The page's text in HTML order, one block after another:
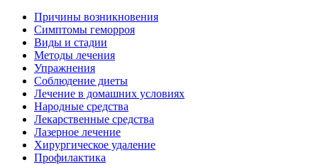
Причины возникновения
Симптомы геморроя
Виды и стадии
Методы лечения
Упражнения
Соблюдение диеты
Лечение в домашних условиях
Народные средства
Лекарственные средства
Лазерное лечение
Хирургическое удаление
Профилактика